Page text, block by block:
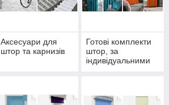
Аксесуари для
штор та карнизів
Готові комплекти
штор, за
індивідуальними